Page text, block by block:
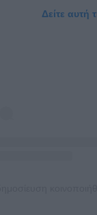
Δείτε αυτή